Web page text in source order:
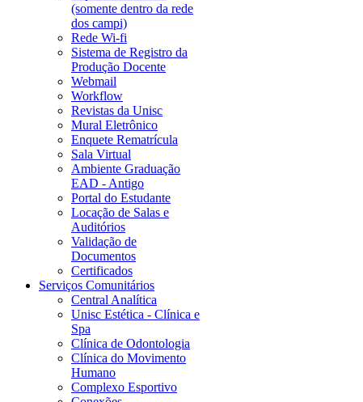
(somente dentro da rede
dos campi)
Rede Wi-fi
Sistema de Registro da
Produção Docente
Webmail
Workflow
Revistas da Unisc
Mural Eletrônico
Enquete Rematrícula
Sala Virtual
Ambiente Graduação
EAD - Antigo
Portal do Estudante
Locação de Salas e
Auditórios
Validação de
Documentos
Certificados
Serviços Comunitários
Central Analítica
Unisc Estética - Clínica e
Spa
Clínica de Odontologia
Clínica do Movimento
Humano
Complexo Esportivo